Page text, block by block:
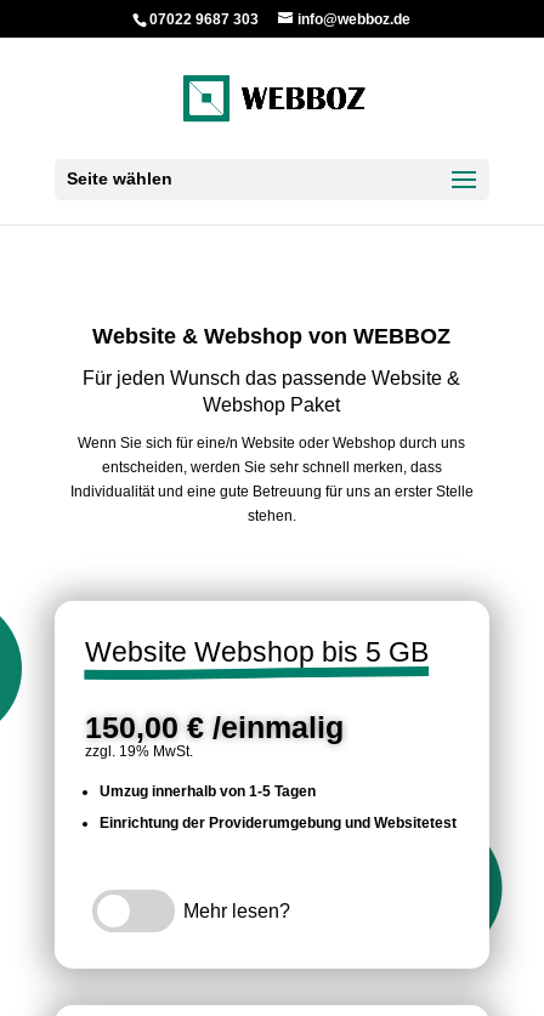
07022 9687 303 info@webboz.de
Seite wählen
Website & Webshop von WEBBOZ
Für jeden Wunsch das passende Website &
Webshop Paket
Wenn Sie sich für eine/n Website oder Webshop durch uns
entscheiden, werden Sie sehr schnell merken, dass
Individualität und eine gute Betreuung für uns an erster Stelle
stehen.
Website Webshop bis 5 GB
150,00 € /einmalig
zzgl. 19% MwSt.
Umzug innerhalb von 1-5 Tagen
Einrichtung der Providerumgebung und Websitetest
Mehr lesen?